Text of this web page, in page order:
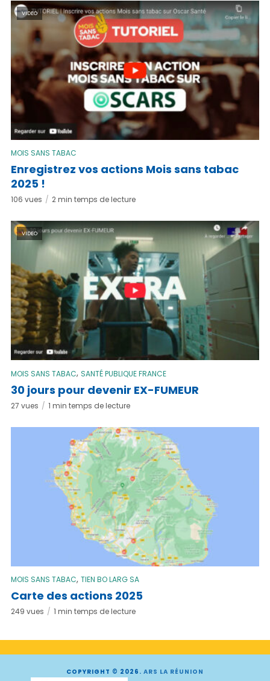
VIDEO
MOIS SANS TABAC
Enregistrez vos actions Mois sans tabac
2025 !
106 vues 2 min temps de lecture
VIDEO
MOIS SANS TABAC, SANTÉ PUBLIQUE FRANCE
30 jours pour devenir EX-FUMEUR
27 vues 1 min temps de lecture
MOIS SANS TABAC, TIEN BO LARG SA
Carte des actions 2025
249 vues 1 min temps de lecture
COPYRIGHT © 2026. ARS LA RÉUNION